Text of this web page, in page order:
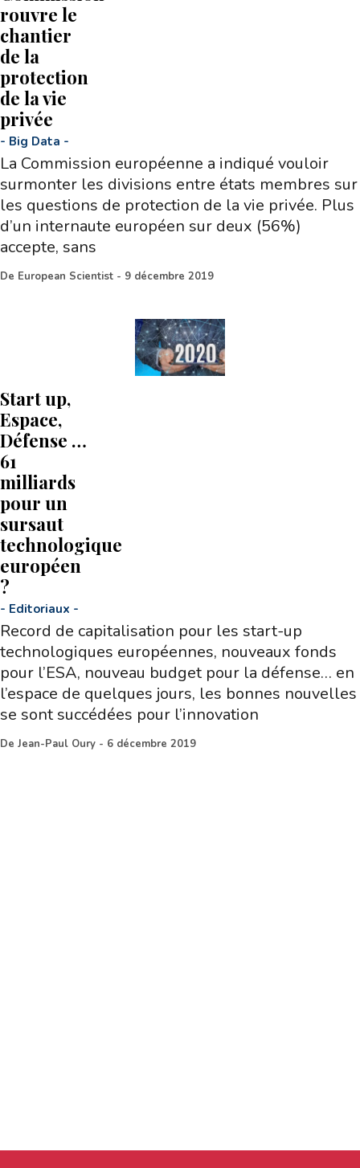
rouvre le
chantier
de la
protection
de la vie
privée
- Big Data -
La Commission européenne a indiqué vouloir
surmonter les divisions entre états membres sur
les questions de protection de la vie privée. Plus
d’un internaute européen sur deux (56%)
accepte, sans
De European Scientist - 9 décembre 2019
Start up,
Espace,
Défense …
61
milliards
pour un
sursaut
technologique
européen
?
- Editoriaux -
Record de capitalisation pour les start-up
technologiques européennes, nouveaux fonds
pour l’ESA, nouveau budget pour la défense… en
l’espace de quelques jours, les bonnes nouvelles
se sont succédées pour l’innovation
De Jean-Paul Oury - 6 décembre 2019